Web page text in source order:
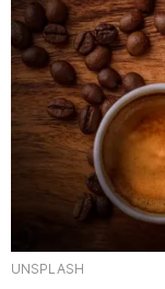
UNSPLASH